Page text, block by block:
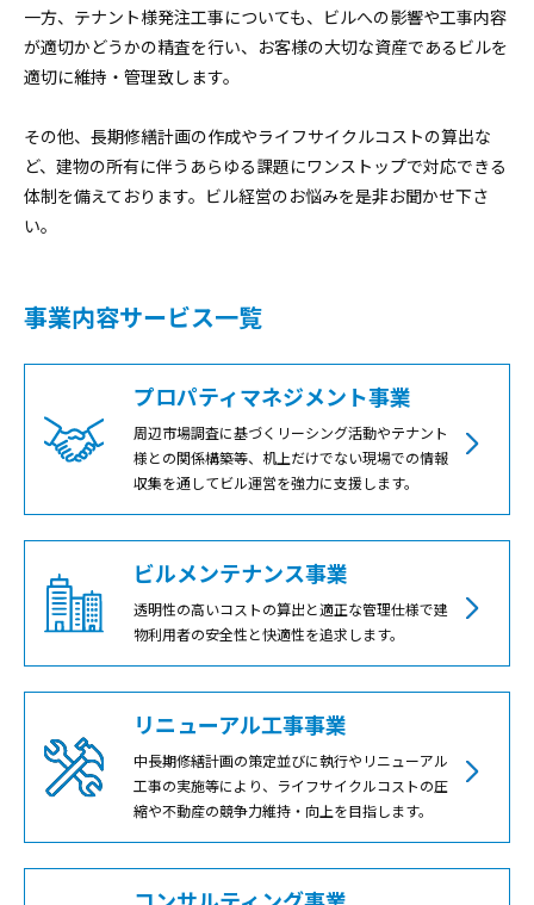
一方、テナント様発注工事についても、ビルへの影響や工事内容
が適切かどうかの精査を行い、お客様の大切な資産であるビルを
適切に維持・管理致します。
その他、長期修繕計画の作成やライフサイクルコストの算出な
ど、建物の所有に伴うあらゆる課題にワンストップで対応できる
体制を備えております。ビル経営のお悩みを是非お聞かせ下さ
い。
事業内容サービス一覧
プロパティマネジメント事業
周辺市場調査に基づくリーシング活動やテナント
様との関係構築等、机上だけでない現場での情報
収集を通してビル運営を強力に支援します。
ビルメンテナンス事業
透明性の高いコストの算出と適正な管理仕様で建
物利用者の安全性と快適性を追求します。
リニューアル工事事業
中長期修繕計画の策定並びに執行やリニューアル
工事の実施等により、ライフサイクルコストの圧
縮や不動産の競争力維持・向上を目指します。